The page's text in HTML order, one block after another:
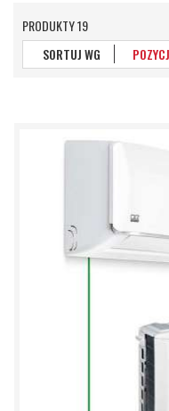
PRODUKTY19
SORTUJ WG